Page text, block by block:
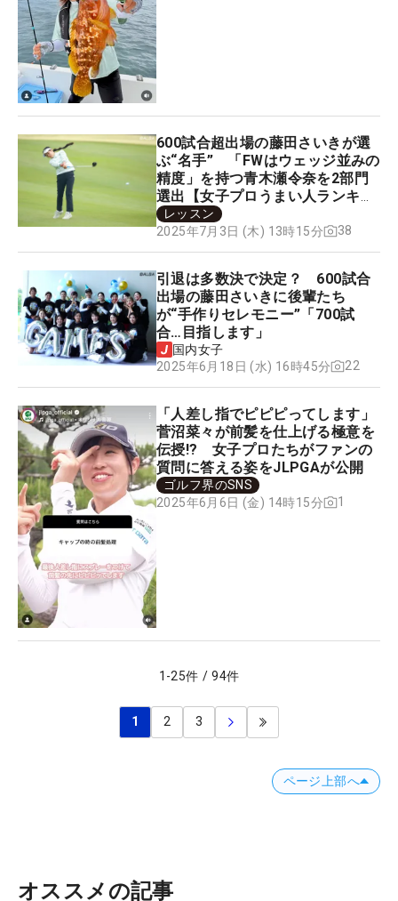
600試合超出場の藤田さいきが選
ぶ“名手” 「FWはウェッジ並みの
精度」を持つ青木瀬令奈を2部門
選出【女子プロうまい人ランキン
グ】
レッスン
2025年7月3日 (木) 13時15分
38
引退は多数決で決定？ 600試合
出場の藤田さいきに後輩たち
が“手作りセレモニー”「700試
合…目指します」
国内女子
2025年6月18日 (水) 16時45分
22
「人差し指でピピピってします」
菅沼菜々が前髪を仕上げる極意を
伝授!? 女子プロたちがファンの
質問に答える姿をJLPGAが公開
ゴルフ界のSNS
2025年6月6日 (金) 14時15分
1
1 -25件 / 94件
1 2 3
ページ上部へ
オススメの記事